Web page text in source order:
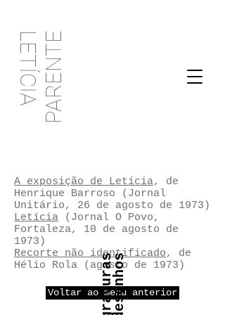
LETÍCIAPARENTE
A exposição de Letícia, de
Henrique Barroso (Jornal
Unitário, 26 de agosto de 1973)
Letícia (Jornal O Povo,
Fortaleza, 10 de agosto de
1973)
Recorte não identificado, de
Hélio Rola (agosto de 1973)
Voltar ao menu anterior
s